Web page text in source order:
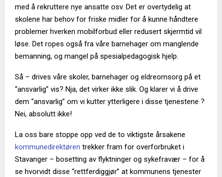
med å rekruttere nye ansatte osv. Det er overtydelig at
skolene har behov for friske midler for å kunne håndtere
problemer hverken mobilforbud eller redusert skjermtid vil
løse. Det ropes også fra våre barnehager om manglende
bemanning, og mangel på spesialpedagogisk hjelp.
Så – drives våre skoler, barnehager og eldreomsorg på et
“ansvarlig” vis? Nja, det virker ikke slik. Og klarer vi å drive
dem “ansvarlig” om vi kutter ytterligere i disse tjenestene ?
Nei, absolutt ikke!
La oss bare stoppe opp ved de to viktigste årsakene
kommunedirektøren trekker fram for overforbruket i
Stavanger – bosetting av flyktninger og sykefravær – for å
se hvorvidt disse “rettferdiggjør” at kommunens tjenester